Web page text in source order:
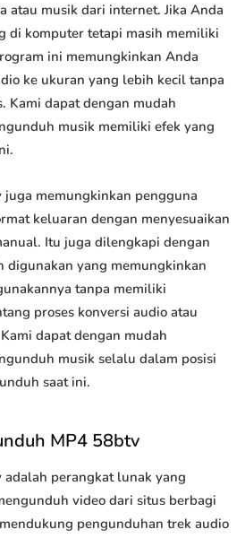
atau musik dari internet. Jika Anda
di komputer tetapi masih memiliki
ini memungkinkan Anda
ke ukuran yang lebih kecil tanpa
Kami dapat dengan mudah
musik memiliki efek yang
memungkinkan pengguna
keluaran dengan menyesuaikan
Itu juga dilengkapi dengan
digunakan yang memungkinkan
tanpa memiliki
proses konversi audio atau
dapat dengan mudah
musik selalu dalam posisi
saat ini.
MP4 58btv
perangkat lunak yang
video dari situs berbagi
pengunduhan trek audio